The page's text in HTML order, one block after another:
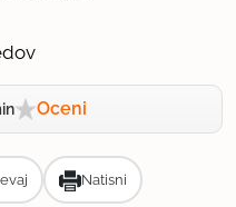
Oceni
Natisni